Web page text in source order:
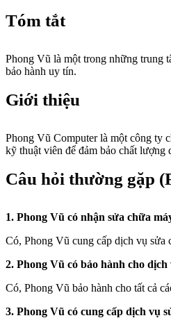
Tóm tắt
Phong Vũ là một trong những trung
bảo hành uy tín.
Giới thiệu
Phong Vũ Computer là một công ty
kỹ thuật viên để đảm bảo chất lượng
Câu hỏi thường gặp
1. Phong Vũ có nhận sửa chữa
Có, Phong Vũ cung cấp dịch vụ sửa
2. Phong Vũ có bảo hành cho
Có, Phong Vũ bảo hành cho tất cả
3. Phong Vũ có cung cấp dịch vụ